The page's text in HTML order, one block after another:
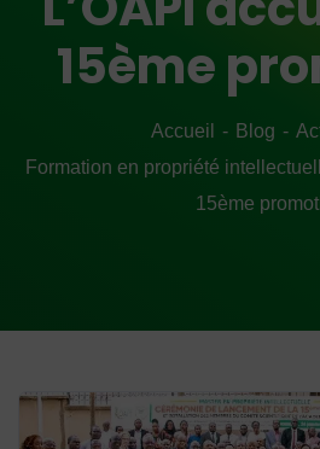
15ème
Accueil Blog
Formation en propriété
15ème